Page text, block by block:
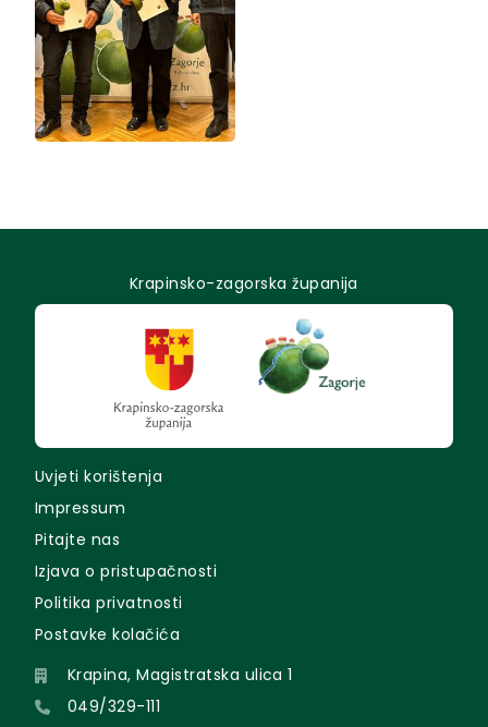
Krapinsko-zagorska županija
Uvjeti korištenja
Impressum
Pitajte nas
Izjava o pristupačnosti
Politika privatnosti
Postavke kolačića
Krapina, Magistratska ulica 1
049/329-111